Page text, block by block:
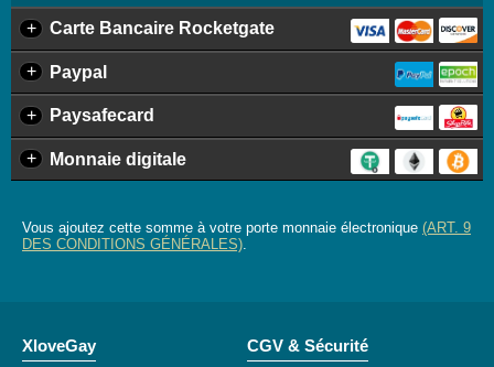
+ Carte Bancaire Rocketgate
+ Paypal
+ Paysafecard
+ Monnaie digitale
Vous ajoutez cette somme à votre porte monnaie électronique (ART. 9
DES CONDITIONS GÉNÉRALES).
XloveGay CGV & Sécurité